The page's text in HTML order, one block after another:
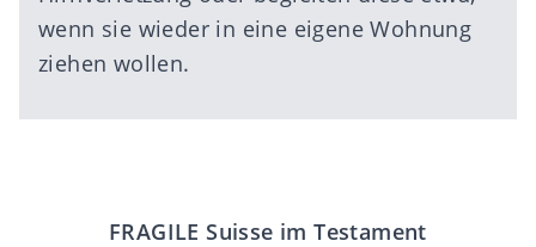
wenn sie wieder in eine eigene Wohnung
ziehen wollen.
FRAGILE Suisse im Testament